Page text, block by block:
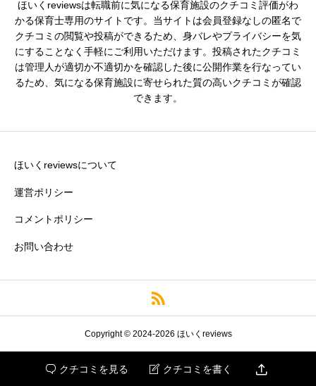
※園の評価がわかりやすいタイトルがおすすめです。
クチコミ内容 必須
※誹謗中傷や個人情報の特定につながる情報や、悪意のある投
ほいくreviewsは転職前に気になる保育施設のクチコミ評価がわ
かる保育士専用のサイトです。当サイトは会員登録なしの匿名で
クチコミの閲覧や投稿ができるため、身バレやプライバシーを気
にすることなく手軽にご利用いただけます。投稿されたクチコミ
は管理人が適切か不適切かを確認した後に公開作業を行なってい
るため、気になる保育施設に寄せられた質の高いクチコミが確認
できます。
ほいくreviewsについて
運営ポリシー
コメントポリシー
お問い合わせ
Copyright © 2024-2026 ほいくreviews
 クチコミを見る  クチコミを書く 